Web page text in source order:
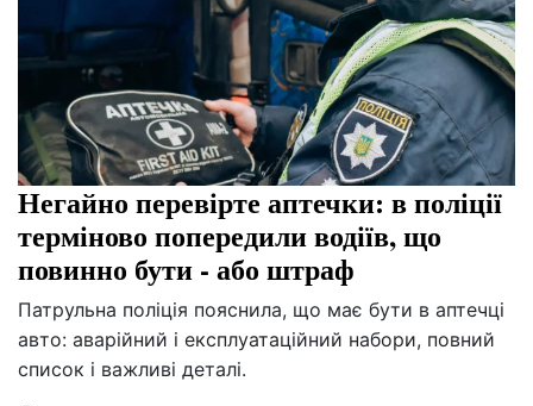
Негайно перевірте аптечки: в поліції
терміново попередили водіїв, що
повинно бути - або штраф
Патрульна поліція пояснила, що має бути в аптечці
авто: аварійний і експлуатаційний набори, повний
список і важливі деталі.